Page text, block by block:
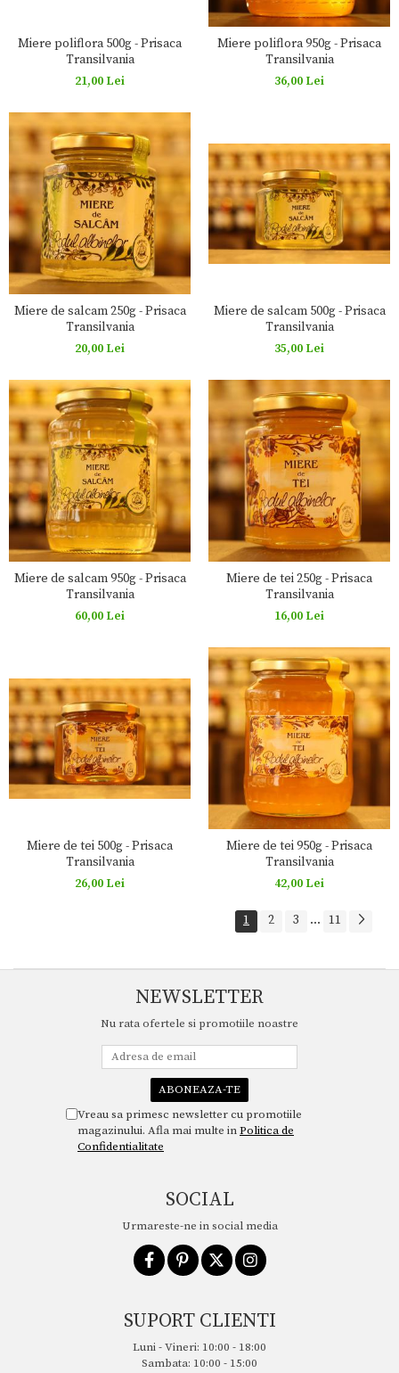
Miere poliflora 500g - Prisaca
Transilvania
21,00 Lei
Miere poliflora 950g - Prisaca
Transilvania
36,00 Lei
Miere de salcam 250g - Prisaca
Transilvania
20,00 Lei
Miere de salcam 500g - Prisaca
Transilvania
35,00 Lei
Miere de salcam 950g - Prisaca
Transilvania
60,00 Lei
Miere de tei 250g - Prisaca
Transilvania
16,00 Lei
Miere de tei 500g - Prisaca
Transilvania
26,00 Lei
Miere de tei 950g - Prisaca
Transilvania
42,00 Lei
1 2 3 ... 11
NEWSLETTER
Nu rata ofertele si promotiile noastre
Vreau sa primesc newsletter cu promotiile
magazinului. Afla mai multe inPolitica de
Confidentialitate
SOCIAL
Urmareste-ne in social media
SUPORT CLIENTI
Luni - Vineri: 10:00 - 18:00
Sambata: 10:00 - 15:00